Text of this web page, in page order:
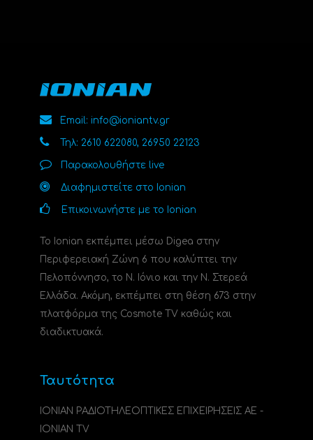
Email: info@ioniantv.gr
Τηλ: 2610 622080, 26950 22123
Παρακολουθήστε live
Διαφημιστείτε στο Ionian
Επικοινωνήστε με το Ionian
Το Ionian εκπέμπει μέσω Digea στην
Περιφερειακή Ζώνη 6 που καλύπτει την
Πελοπόννησο, το N. Ιόνιο και την Ν. Στερεά
Ελλάδα. Ακόμη, εκπέμπει στη θέση 673 στην
πλατφόρμα της Cosmote TV καθώς και
διαδικτυακά.
Ταυτότητα
ΙΟΝΙΑΝ ΡΑΔΙΟΤΗΛΕΟΠΤΙΚΕΣ ΕΠΙΧΕΙΡΗΣΕΙΣ ΑΕ -
IONIAN TV